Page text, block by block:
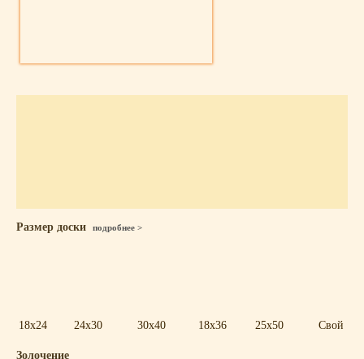
Размер доски подробнее >
18x24 24x30 30x40 18x36 25x50 Свой
Золочение